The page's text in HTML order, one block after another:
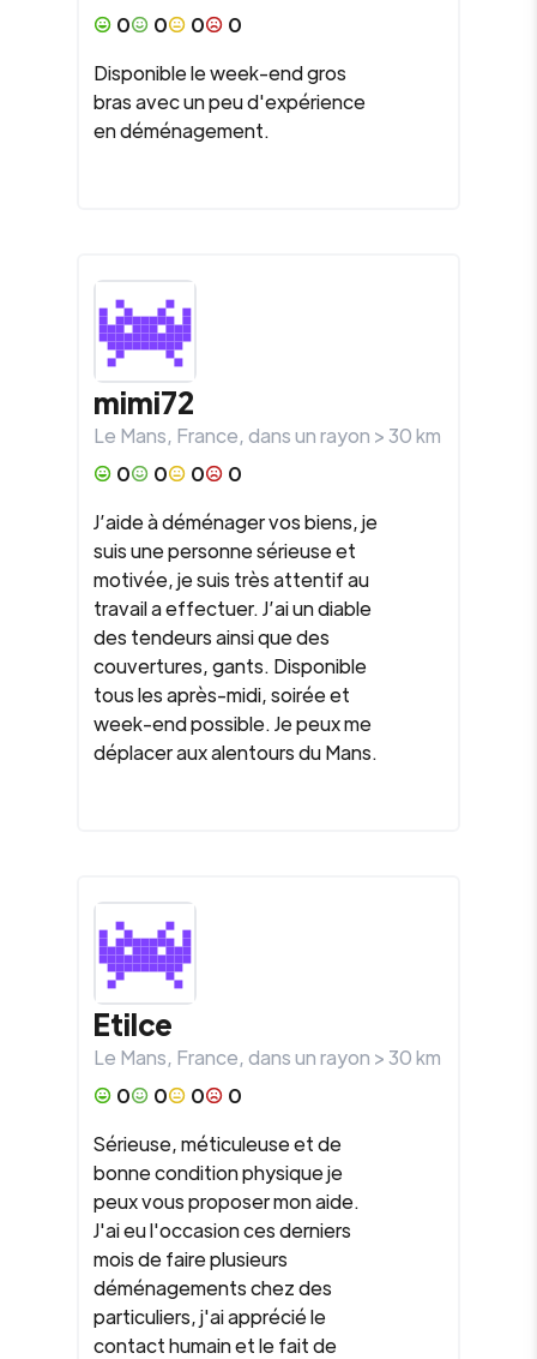
0
0 0
0
Disponible le week-end gros
bras avec un peu d'expérience
en déménagement.
mimi72
Le Mans, France, dans un rayon >30km
0
0 0
0
J’aide à déménager vos biens, je
suis une personne sérieuse et
motivée, je suis très attentif au
travail a effectuer. J’ai un diable
des tendeurs ainsi que des
couvertures, gants. Disponible
tous les après-midi, soirée et
week-end possible. Je peux me
déplacer aux alentours du Mans.
Etilce
Le Mans, France, dans un rayon >30km
0
0 0
0
Sérieuse, méticuleuse et de
bonne condition physique je
peux vous proposer mon aide.
J'ai eu l'occasion ces derniers
mois de faire plusieurs
déménagements chez des
particuliers, j'ai apprécié le
contact humain et le fait de